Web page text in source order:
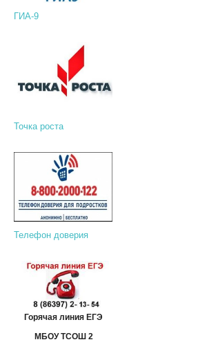
ГИА-9
Точка роста
Телефон доверия
Горячая линия ЕГЭ
МБОУ ТСОШ 2